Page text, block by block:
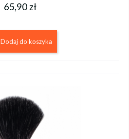
65,90 zł
Dodaj do koszyka